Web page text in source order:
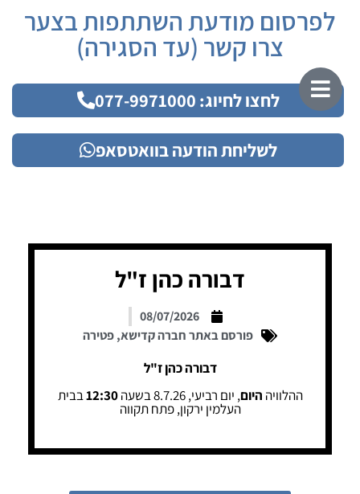
לפרסום מודעת השתתפות בצער
צרו קשר (עד הסגירה)
לחצו לחיוג: 077-9971000
לשליחת הודעה בוואטסאפ
דבורה כהן ז"ל
08/07/2026
פורסם באתר חברה קדישא,פטירה
דבורה כהן ז"ל
ההלוויה היום, יום רביעי, 8.7.26 בשעה 12:30בבית
העלמין ירקון, פתח תקווה